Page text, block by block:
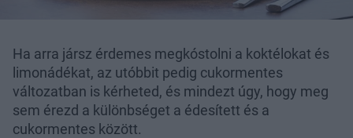
Ha arra jársz érdemes megkóstolni a koktélokat és
limonádékat, az utóbbit pedig cukormentes
változatban is kérheted, és mindezt úgy, hogy meg
sem érezd a különbséget a édesített és a
cukormentes között.